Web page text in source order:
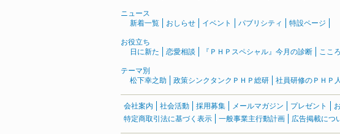
ニュース
新着一覧
おしらせ イベント パブリシティ 特設ページ
お役立ち
日に新た
恋愛相談 『ＰＨＰスペシャル』今月の診断 ここ
テーマ別
松下幸之助
政策シンクタンクＰＨＰ総研 社員研修のＰＨＰ
会社案内 社会活動 採用募集 メールマガジン プレゼント
特定商取引法に基づく表示
一般事業主行動計画 広告掲載につ